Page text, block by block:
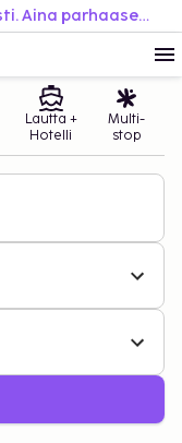
Varaa helposti. Matkusta joustavasti. Aina parhaaseen hintaan.
Lautta +
Hotelli
Multi-
stop